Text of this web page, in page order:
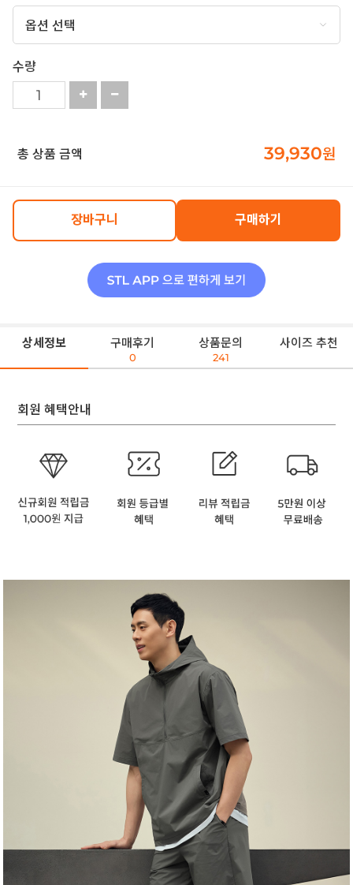
수량
총 상품 금액 39,930원
장바구니 구매하기
상세정보 구매후기
0
상품문의
241
사이즈 추천
회원 혜택안내